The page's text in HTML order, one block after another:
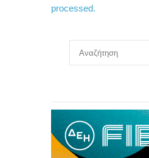
processed.